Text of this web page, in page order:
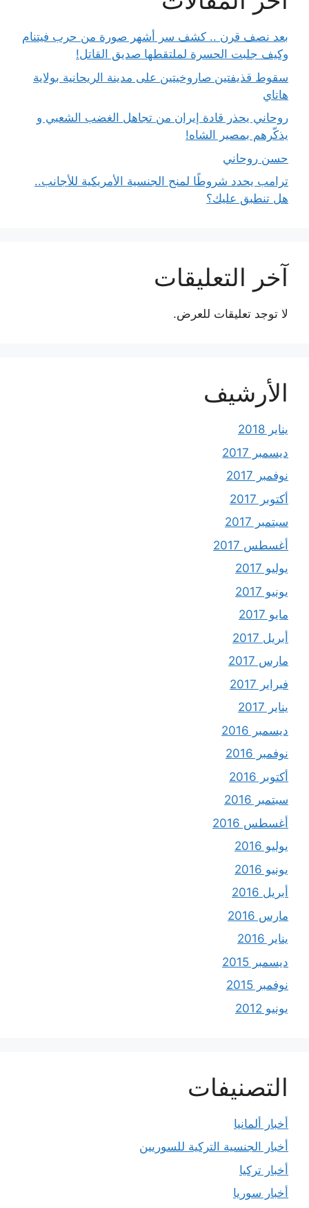
بعد نصف قرن .. كشف سر أشهر صورة من حرب فيتنام
وكيف جلبت الحسرة لملتقطها صديق القاتل!
سقوط قذيفتين صاروخيتين على مدينة الريحانية بولاية
هاتاي
روحاني يحذر قادة إيران من تجاهل الغضب الشعبي و
يذكّرهم بمصير الشاه!
حسن روحاني
ترامب يحدد شروطًا لمنح الجنسية الأمريكية للأجانب..
هل تنطبق عليك؟
آخر التعليقات
لا توجد تعليقات للعرض.
الأرشيف
يناير 2018
ديسمبر 2017
نوفمبر 2017
أكتوبر 2017
سبتمبر 2017
أغسطس 2017
يوليو 2017
يونيو 2017
مايو 2017
أبريل 2017
مارس 2017
فبراير 2017
يناير 2017
ديسمبر 2016
نوفمبر 2016
أكتوبر 2016
سبتمبر 2016
أغسطس 2016
يوليو 2016
يونيو 2016
أبريل 2016
مارس 2016
يناير 2016
ديسمبر 2015
نوفمبر 2015
يونيو 2012
التصنيفات
أخبار ألمانيا
أخبار الجنسية التركية للسوريين
أخبار تركيا
أخبار سوريا